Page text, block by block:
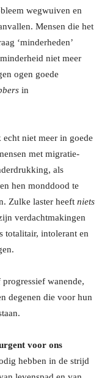
wegwuiven en
Mensen die het
‘minderheden’
niet meer
ogen goede
in
echt niet meer in goede
met migratie-
als
hen monddood te
Zulke laster heeft niets
verdachtmakingen
totalitair, intolerant en
wanende,
degenen die voor hun
voor ons
hebben in de strijd